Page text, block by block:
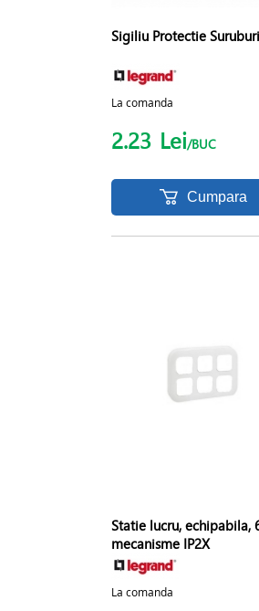
Sigiliu Protectie Suruburi
La comanda
2.23 Lei/BUC
Cumpara
Statie lucru, echipabila,
mecanisme IP2X
La comanda